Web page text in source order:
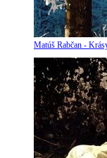
Matúš Rabčan -